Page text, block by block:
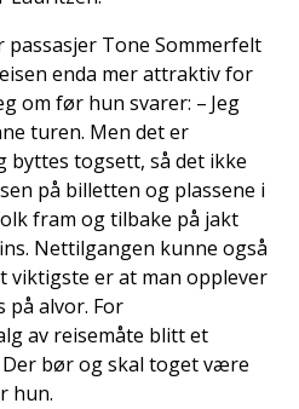
Tone Sommerfelt
enda mer attraktiv for
om før hun svarer: – Jeg
turen. Men det er
byttes togsett, så det ikke
på billetten og plassene i
fram og tilbake på jakt
Nettilgangen kunne også
viktigste er at man opplever
på alvor. For
av reisemåte blitt et
bør og skal toget være
hun.